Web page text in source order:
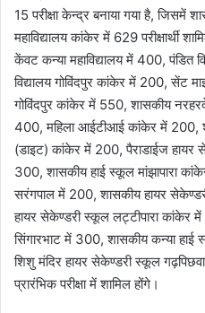
15 परीक्षा केन्द्र बनाया गया है, जिसमें
महाविद्यालय कांकेर में 629 परीक्षार्थी
केंवट कन्या महाविद्यालय में 400, पंडित
विद्यालय गोविंदपुर कांकेर में 200, सेंट
गोविंदपुर कांकेर में 550, शासकीय
400, महिला आईटीआई कांकेर में 200,
(डाइट) कांकेर में 200, पैराडाईज हायर
300, शासकीय हाई स्कूल मांझापारा
सरंगपाल में 200, शासकीय हायर
हायर सेकेण्डरी स्कूल लट्टीपारा कांकेर
सिंगारभाट में 300, शासकीय कन्या
शिशु मंदिर हायर सेकेण्डरी स्कूल
प्रारंभिक परीक्षा में शामिल होंगे।